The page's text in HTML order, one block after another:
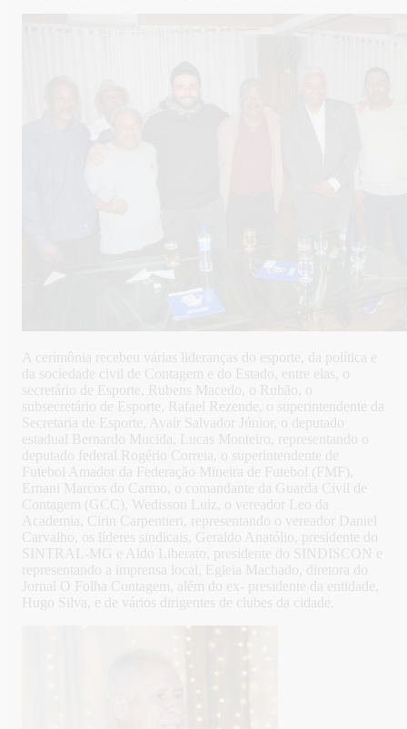
A cerimônia recebeu várias lideranças do esporte, da política e
da sociedade civil de Contagem e do Estado, entre elas, o
secretário de Esporte, Rubens Macedo, o Rubão, o
subsecretário de Esporte, Rafael Rezende, o superintendente da
Secretaria de Esporte, Avair Salvador Júnior, o deputado
estadual Bernardo Mucida, Lucas Monteiro, representando o
deputado federal Rogério Correia, o superintendente de
Futebol Amador da Federação Mineira de Futebol (FMF),
Ernani Marcos do Carmo, o comandante da Guarda Civil de
Contagem (GCC), Wedisson Luiz, o vereador Leo da
Academia, Cirin Carpentieri, representando o vereador Daniel
Carvalho, os líderes sindicais, Geraldo Anatólio, presidente do
SINTRAL-MG e Aldo Liberato, presidente do SINDISCON e
representando a imprensa local, Egleia Machado, diretora do
Jornal O Folha Contagem, além do ex- presidente da entidade,
Hugo Silva, e de vários dirigentes de clubes da cidade.